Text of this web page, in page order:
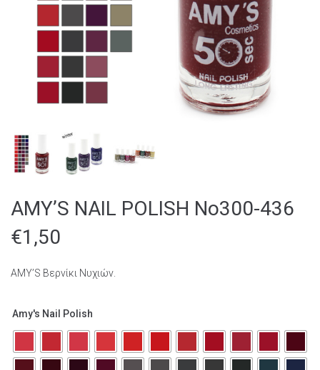
AMY’S NAIL POLISH Νο300-436
€1,50
AMY’S Βερνίκι Νυχιών.
Amy's Nail Polish